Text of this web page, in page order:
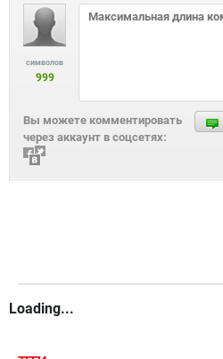
символов
999
Вы можете комментировать
через аккаунт в соцсетях:
Loading...